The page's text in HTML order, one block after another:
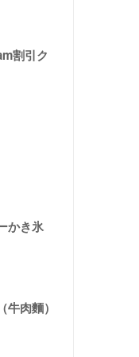
割引ク
かき氷
肉麵）